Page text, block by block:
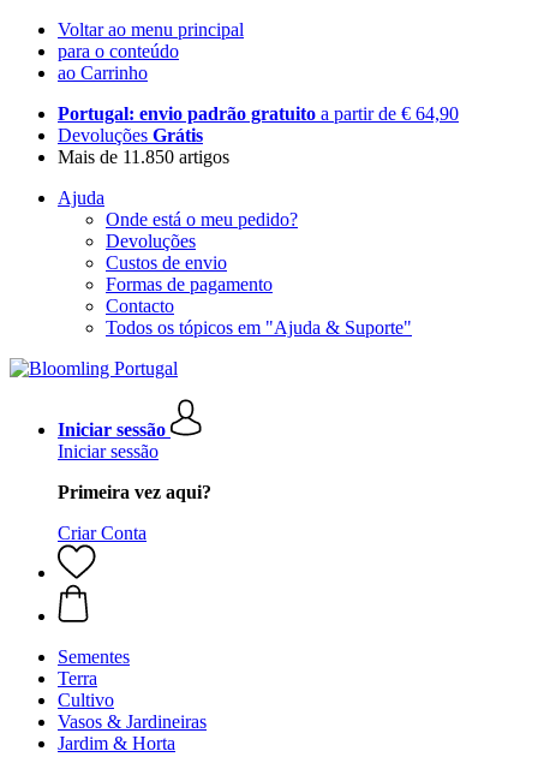
Voltar ao menu principal
para o conteúdo
ao Carrinho
Portugal: envio padrão gratuito a partir de € 64,90
Devoluções Grátis
Mais de 11.850 artigos
Ajuda
Onde está o meu pedido?
Devoluções
Custos de envio
Formas de pagamento
Contacto
Todos os tópicos em "Ajuda & Suporte"
Iniciar sessão
Iniciar sessão
Primeira vez aqui?
Criar Conta
Sementes
Terra
Cultivo
Vasos & Jardineiras
Jardim & Horta